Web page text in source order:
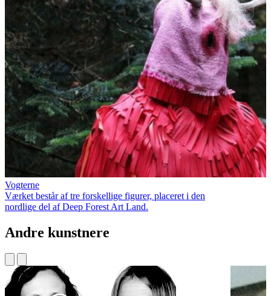
Vogterne
Værket består af tre forskellige figurer, placeret i den
nordlige del af Deep Forest Art Land.
Andre kunstnere